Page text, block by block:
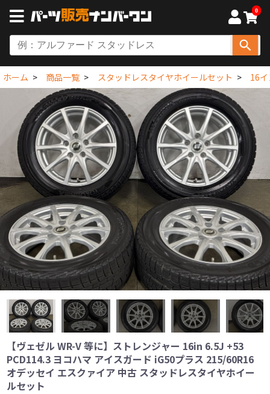
0
ホーム 商品一覧 スタッドレスタイヤホイールセット 16
【ヴェゼル WR-V 等に】ストレンジャー 16in 6.5J +53
PCD114.3 ヨコハマ アイスガード iG50プラス 215/60R16
オデッセイ エスクァイア 中古 スタッドレスタイヤホイー
ルセット